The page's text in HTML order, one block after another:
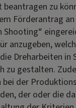
zu
Förderantrag
Shooting“
anzugeben,
Dreharbeiten in
zu gestalten.
bei der
der oder die